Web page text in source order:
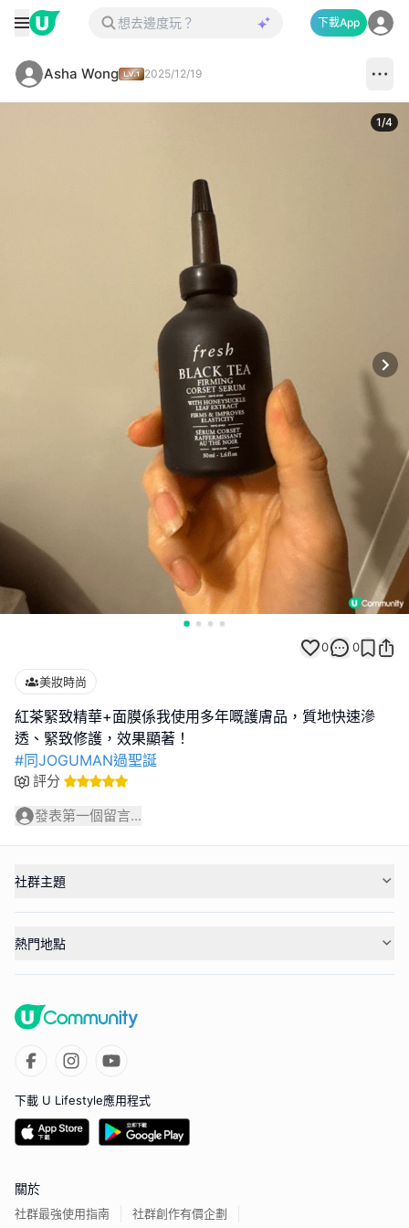
下載App
Asha Wong 2025/12/19
1/4
0 0
美妝時尚
紅茶緊致精華+面膜係我使用多年嘅護膚品，質地快速滲
#同JOGUMAN過聖誕
評分
發表第一個留言...
社群主題
熱門地點
下載 U Lifestyle應用程式
關於
社群最強使用指南 社群創作有價企劃